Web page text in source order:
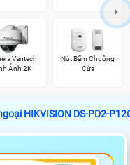
Vantech
Ảnh 2K
Nút Bấm Chuông
Cửa
HIKVISION DS-PD2-